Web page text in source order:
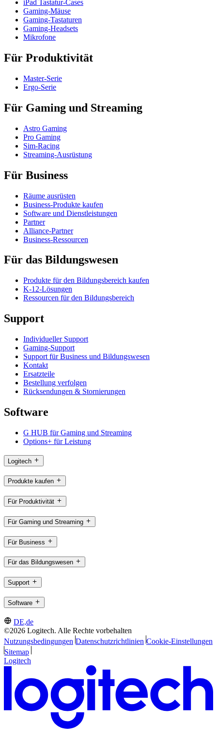
iPad Tastatur-Cases
Gaming-Mäuse
Gaming-Tastaturen
Gaming-Headsets
Mikrofone
Für Produktivität
Master-Serie
Ergo-Serie
Für Gaming und Streaming
Astro Gaming
Pro Gaming
Sim-Racing
Streaming-Ausrüstung
Für Business
Räume ausrüsten
Business-Produkte kaufen
Software und Dienstleistungen
Partner
Alliance-Partner
Business-Ressourcen
Für das Bildungswesen
Produkte für den Bildungsbereich kaufen
K-12-Lösungen
Ressourcen für den Bildungsbereich
Support
Individueller Support
Gaming-Support
Support für Business und Bildungswesen
Kontakt
Ersatzteile
Bestellung verfolgen
Rücksendungen & Stornierungen
Software
G HUB für Gaming und Streaming
Options+ für Leistung
Logitech
Produkte kaufen
Für Produktivität
Für Gaming und Streaming
Für Business
Für das Bildungswesen
Support
Software
DE,de
©2026 Logitech. Alle Rechte vorbehalten
Nutzungsbedingungen Datenschutzrichtlinien Cookie-Einstellungen
Sitemap
Logitech